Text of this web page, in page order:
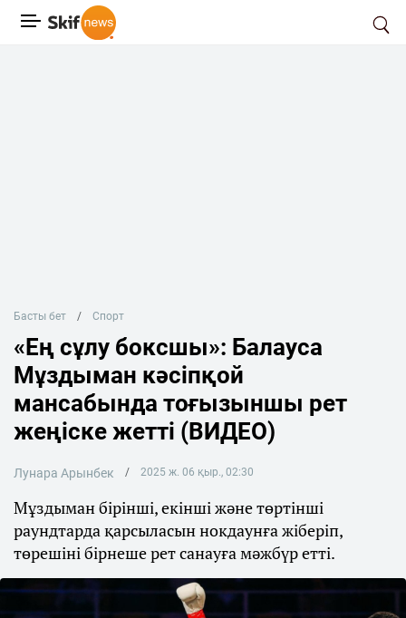
Басты бет Спорт
«Ең сұлу боксшы»: Балауса
Мұздыман кәсіпқой
мансабында тоғызыншы рет
жеңіске жетті (ВИДЕО)
Лунара Арынбек 2025 ж. 06 қыр., 02:30
Мұздыман бірінші, екінші және төртінші
раундтарда қарсыласын нокдаунға жіберіп,
төрешіні бірнеше рет санауға мәжбүр етті.